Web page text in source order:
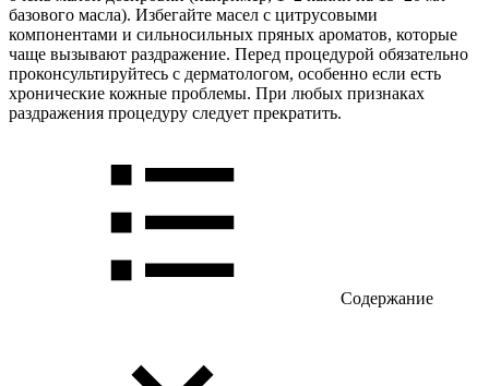
базового масла). Избегайте масел с цитрусовыми
компонентами и сильносильных пряных ароматов, которые
чаще вызывают раздражение. Перед процедурой обязательно
проконсультируйтесь с дерматологом, особенно если есть
хронические кожные проблемы. При любых признаках
раздражения процедуру следует прекратить.
Содержание